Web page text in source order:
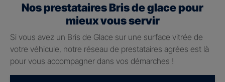
Nos prestataires Bris de glace pour
mieux vous servir
Si vous avez un Bris de Glace sur une surface vitrée de
votre véhicule, notre réseau de prestataires agrées est là
pour vous accompagner dans vos démarches !